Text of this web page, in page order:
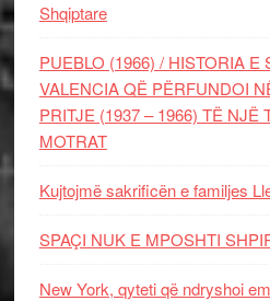
Shqiptare
PUEBLO (1966) / HISTORIA E
VALENCIA QË PËRFUNDOI
PRITJE (1937 – 1966) TË NJË
MOTRAT
Kujtojmë sakrificën e familjes
SPAÇI NUK E MPOSHTI
New York, qyteti që ndryshoi